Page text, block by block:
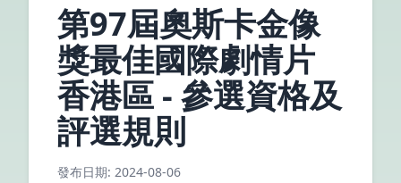
第97屆奧斯卡金像
獎最佳國際劇情片
香港區 - 參選資格及
評選規則
發布日期: 2024-08-06